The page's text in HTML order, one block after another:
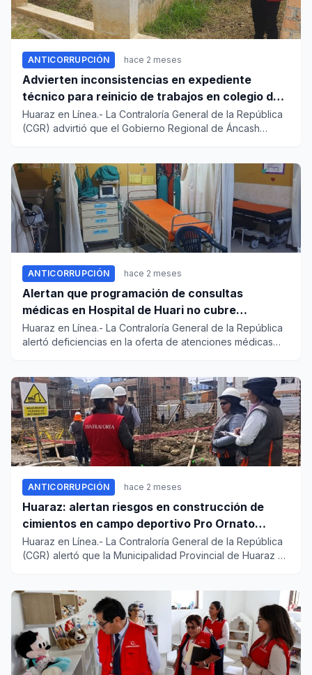
ANTICORRUPCIÓN hace 2 meses
Advierten inconsistencias en expediente
técnico para reinicio de trabajos en colegio de
Rurish-San Nicolás
Huaraz en Línea.- La Contraloría General de la República
(CGR) advirtió que el Gobierno Regional de Áncash
ANTICORRUPCIÓN hace 2 meses
Alertan que programación de consultas
médicas en Hospital de Huari no cubre
demanda de pacientes de 17 distritos
Huaraz en Línea.- La Contraloría General de la República
alertó deficiencias en la oferta de atenciones médicas
ANTICORRUPCIÓN hace 2 meses
Huaraz: alertan riesgos en construcción de
cimientos en campo deportivo Pro Ornato
Huarupampa
Huaraz en Línea.- La Contraloría General de la República
(CGR) alertó que la Municipalidad Provincial de Huaraz no